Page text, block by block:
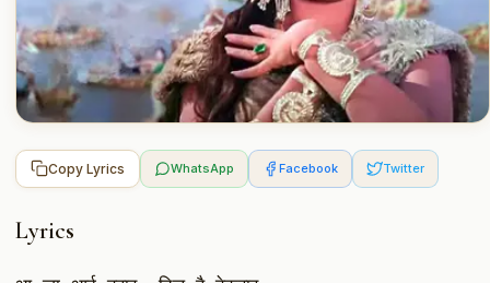
Copy Lyrics WhatsApp Facebook Twitter
Lyrics